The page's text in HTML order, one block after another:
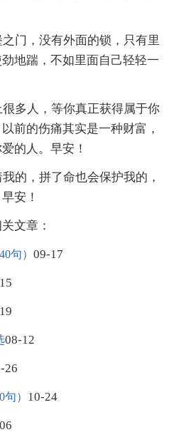
门，没有外面的锁，只有里
地踹，不如里面自己轻轻一
多人，等你真正获得属于你
前的伤痛其实是一种财富，
的人。早安！
的，拼了命也会保护我的，
安！
文章：
句） 09-17
08-12
26
） 10-24